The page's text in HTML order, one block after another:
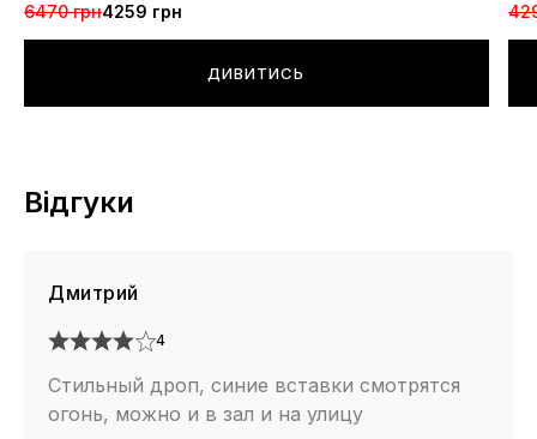
6470 грн4259 грн
ДИВИТИСЬ
Відгуки
Дмитрий
4
Стильный дроп, синие вставки смотрятся
огонь, можно и в зал и на улицу